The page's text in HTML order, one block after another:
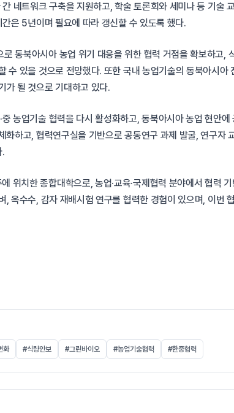
네트워크 구축을 지원하고, 학술 토론회와 세미나 등 기술
은 5년이며 필요에 따라 갱신할 수 있도록 했다.
동북아시아 농업 위기 대응을 위한 협력 거점을 확보하고,
수 있을 것으로 전망했다. 또한 국내 농업기술의 동북아시아
가 될 것으로 기대하고 있다.
농업기술 협력을 다시 활성화하고, 동북아시아 농업 현안에
하고, 협력연구실을 기반으로 공동연구 과제 발굴, 연구자
.
위치한 종합대학으로, 농업·교육·국제협력 분야에서 협력
, 옥수수, 감자 재배시험 연구를 협력한 경험이 있으며, 이번
화 #식량안보 #그린바이오 #농업기술협력 #한중협력